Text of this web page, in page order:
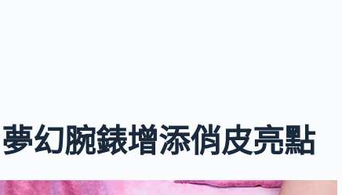
幻腕錶增添俏皮亮點